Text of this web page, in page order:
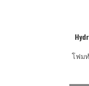
โฟม